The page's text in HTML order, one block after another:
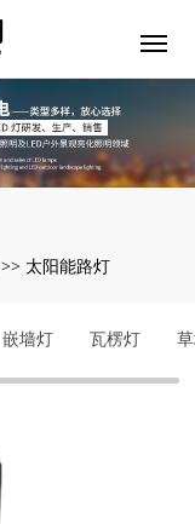
>> 太阳能路灯
嵌墙灯 瓦楞灯